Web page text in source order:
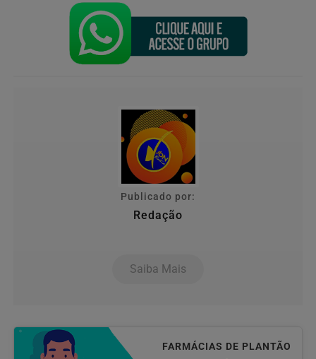
Publicado por:
Redação
Saiba Mais
FARMÁCIAS DE PLANTÃO